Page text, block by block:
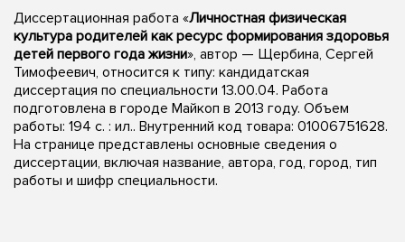
Диссертационная работа «Личностная физическая
культура родителей как ресурс формирования здоровья
детей первого года жизни», автор — Щербина, Сергей
Тимофеевич, относится к типу: кандидатская
диссертация по специальности 13.00.04. Работа
подготовлена в городе Майкоп в 2013 году. Объем
работы: 194 с. : ил.. Внутренний код товара: 01006751628.
На странице представлены основные сведения о
диссертации, включая название, автора, год, город, тип
работы и шифр специальности.